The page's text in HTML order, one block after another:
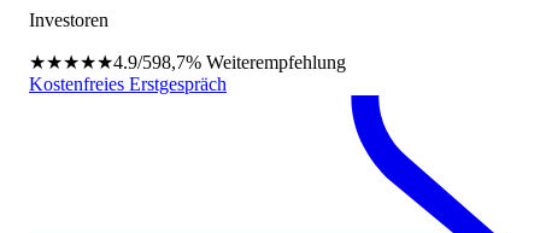
Investoren
★★★★★4.9/598,7% Weiterempfehlung
Kostenfreies Erstgespräch